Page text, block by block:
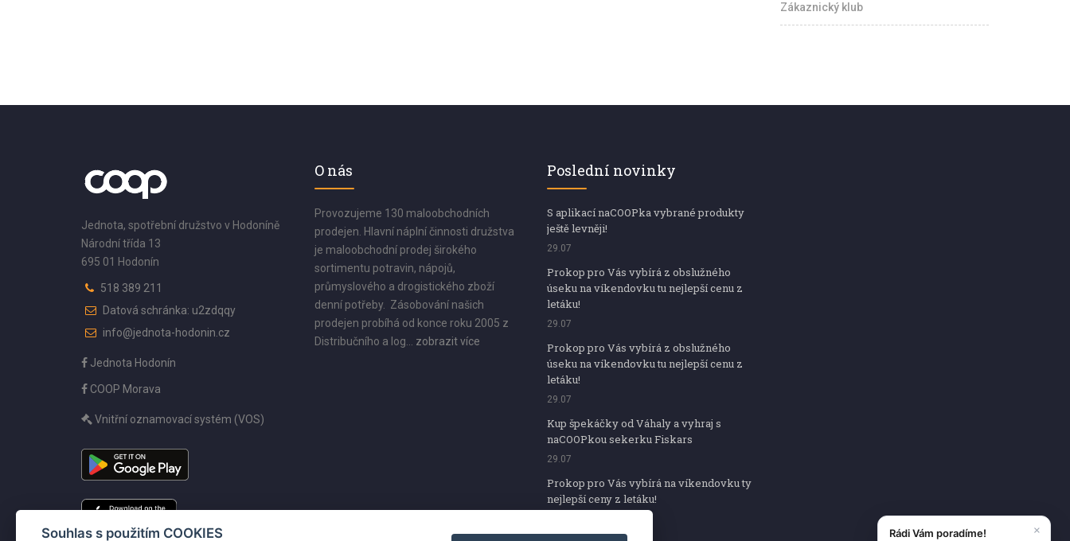
Zákaznický klub
Jednota, spotřební družstvo v Hodoníně
Národní třída 13
695 01 Hodonín
518 389 211
Datová schránka: u2zdqqy
info@jednota-hodonin.cz
Jednota Hodonín
COOP Morava
Vnitřní oznamovací systém (VOS)
O nás
Provozujeme 130 maloobchodních
prodejen. Hlavní náplní činnosti družstva
je maloobchodní prodej širokého
sortimentu potravin, nápojů,
průmyslového a drogistického zboží
denní potřeby. Zásobování našich
prodejen probíhá od konce roku 2005 z
Distribučního a log... zobrazit více
Poslední novinky
S aplikací naCOOPka vybrané produkty
ještě levněji!
29.07
Prokop pro Vás vybírá z obslužného
úseku na víkendovku tu nejlepší cenu z
letáku!
29.07
Prokop pro Vás vybírá z obslužného
úseku na víkendovku tu nejlepší cenu z
letáku!
29.07
Kup špekáčky od Váhaly a vyhraj s
naCOOPkou sekerku Fiskars
29.07
Prokop pro Vás vybírá na víkendovku ty
nejlepší ceny z letáku!
Souhlas s použitím COOKIES